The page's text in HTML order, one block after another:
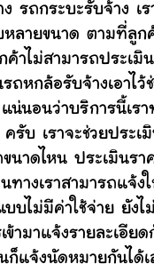
รถกระบะรับจ้าง เร
ลายขนาด ตามที่ลูก
าไม่สามารถประเมิ
ถหกล้อรับจ้างเอาไว้
น่นอนว่าบริการนี้เร
รับ เราจะช่วยประเ
ขนาดไหน ประเมินรา
นทางเราสามารถแจ้
บไม่มีค่าใช้จ่าย ยังไ
ามาแจ้งรายละเอีย
ก็แจ้งนัดหมายกันได้